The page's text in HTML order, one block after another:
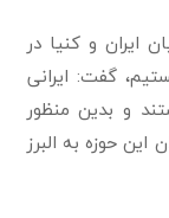
ایران و کنیا در
گفت: ایرانی
و بدین منظور
حوزه به البرز